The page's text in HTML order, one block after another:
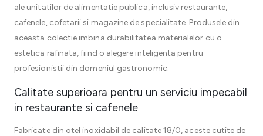
ale unitatilor de alimentatie publica, inclusiv restaurante,
cafenele, cofetarii si magazine de specialitate. Produsele din
aceasta colectie imbina durabilitatea materialelor cu o
estetica rafinata, fiind o alegere inteligenta pentru
profesionistii din domeniul gastronomic.
Calitate superioara pentru un serviciu impecabil
in restaurante si cafenele
Fabricate din otel inoxidabil de calitate 18/0, aceste cutite de